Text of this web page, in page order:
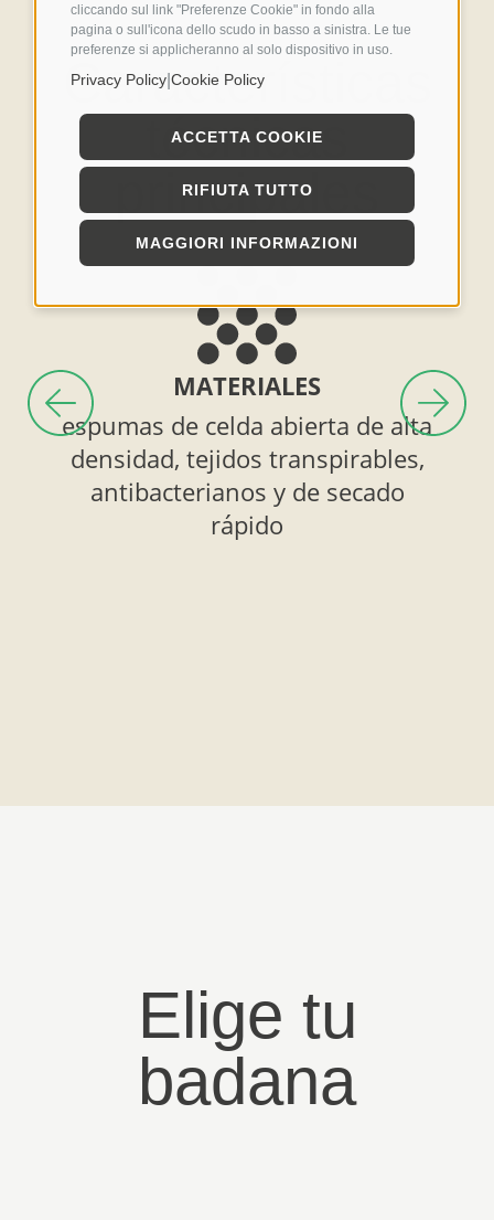
cliccando sul link "Preferenze Cookie" in fondo alla
pagina o sull'icona dello scudo in basso a sinistra. Le tue
preferenze si applicheranno al solo dispositivo in uso.
Privacy Policy Cookie Policy
ACCETTA COOKIE
RIFIUTA TUTTO
MAGGIORI INFORMAZIONI
Características
técnicas
principales
MATERIALES
espumas de celda abierta de alta
densidad, tejidos transpirables,
antibacterianos y de secado
rápido
Elige tu
badana